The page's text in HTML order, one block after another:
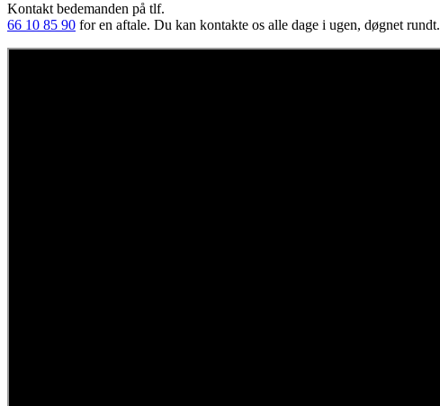
Kontakt bedemanden på tlf.
66 10 85 90 for en aftale. Du kan kontakte os alle dage i ugen, døgnet rundt.